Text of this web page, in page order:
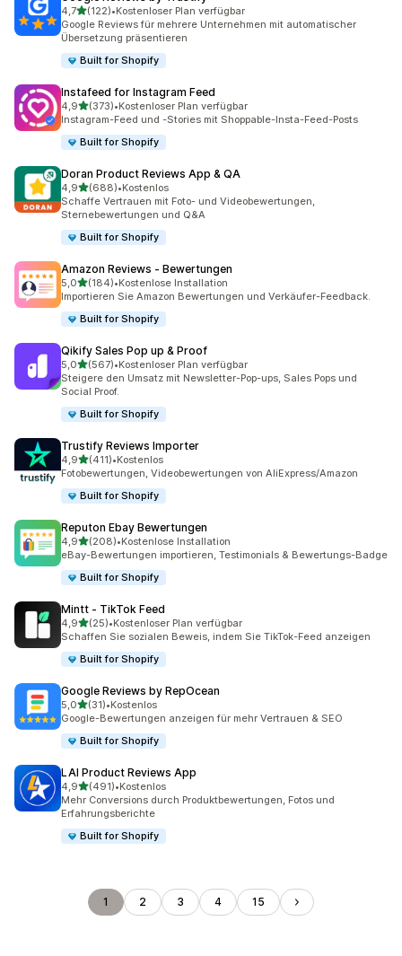
4,7von 5 Sternen
(122)
122 Rezensionen insgesamt
•Kostenloser Plan verfügbar
Google Reviews für mehrere Unternehmen mit automatischer
Übersetzung präsentieren
Built for Shopify
Instafeed for Instagram Feed
4,9von 5 Sternen
(373)
373 Rezensionen insgesamt
•Kostenloser Plan verfügbar
Instagram-Feed und -Stories mit Shoppable-Insta-Feed-Posts
Built for Shopify
Doran Product Reviews App & QA
4,9von 5 Sternen
(688)
688 Rezensionen insgesamt
•Kostenlos
Schaffe Vertrauen mit Foto- und Videobewertungen,
Sternebewertungen und Q&A
Built for Shopify
Amazon Reviews ‑ Bewertungen
5,0von 5 Sternen
(184)
184 Rezensionen insgesamt
•Kostenlose Installation
Importieren Sie Amazon Bewertungen und Verkäufer-Feedback.
Built for Shopify
Qikify Sales Pop up & Proof
5,0von 5 Sternen
(567)
567 Rezensionen insgesamt
•Kostenloser Plan verfügbar
Steigere den Umsatz mit Newsletter-Pop-ups, Sales Pops und
Social Proof.
Built for Shopify
Trustify Reviews Importer
4,9von 5 Sternen
(411)
411 Rezensionen insgesamt
•Kostenlos
Fotobewertungen, Videobewertungen von AliExpress/Amazon
Built for Shopify
Reputon Ebay Bewertungen
4,9von 5 Sternen
(208)
208 Rezensionen insgesamt
•Kostenlose Installation
eBay-Bewertungen importieren, Testimonials & Bewertungs-Badge
Built for Shopify
Mintt ‑ TikTok Feed
4,9von 5 Sternen
(25)
25 Rezensionen insgesamt
•Kostenloser Plan verfügbar
Schaffen Sie sozialen Beweis, indem Sie TikTok-Feed anzeigen
Built for Shopify
Google Reviews by RepOcean
5,0von 5 Sternen
(31)
31 Rezensionen insgesamt
•Kostenlos
Google-Bewertungen anzeigen für mehr Vertrauen & SEO
Built for Shopify
LAI Product Reviews App
4,9von 5 Sternen
(491)
491 Rezensionen insgesamt
•Kostenlos
Mehr Conversions durch Produktbewertungen, Fotos und
Erfahrungsberichte
Built for Shopify
1 2 3 4 15